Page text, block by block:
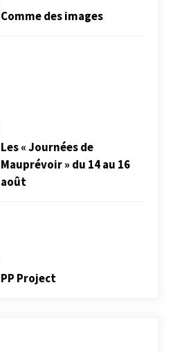
Comme des images
Les « Journées de
Mauprévoir » du 14 au 16
août
PP Project